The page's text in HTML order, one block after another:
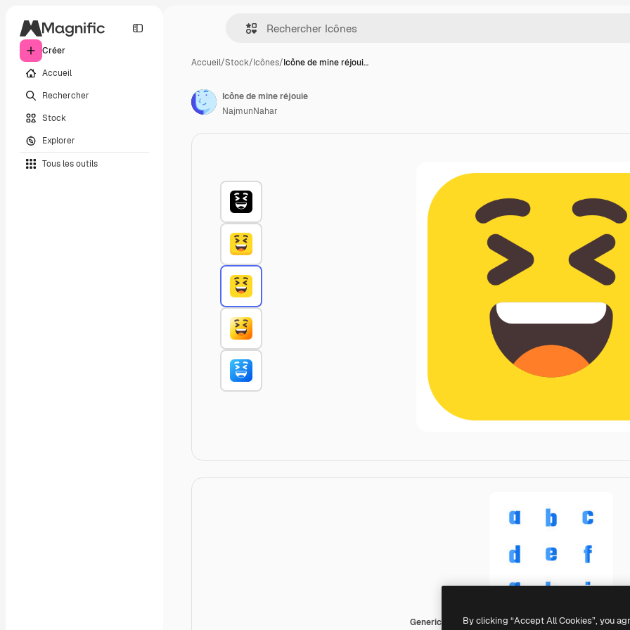
Créer
Accueil
Rechercher
Stock
Explorer
Tous les outils
Accueil/Stock/Icônes/Icône de mine réjoui…
Generic color fill
Icône de mine réjouie
NajmunNahar
By clicking “Accept All Cookies”, you